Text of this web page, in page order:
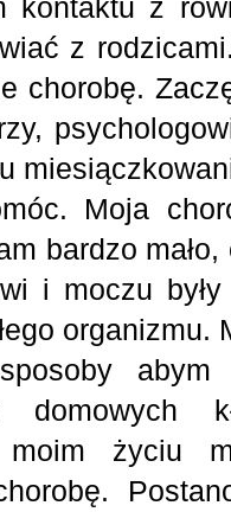
kontaktu z
z
chorobę.
Moja
bardzo
i moczu
organizmu.
abym
domowych
życiu